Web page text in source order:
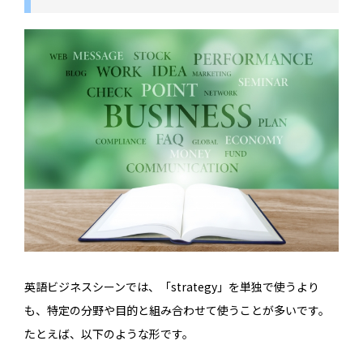
英語ビジネスシーンでは、「strategy」を単独で使うより
も、特定の分野や目的と組み合わせて使うことが多いです。
たとえば、以下のような形です。